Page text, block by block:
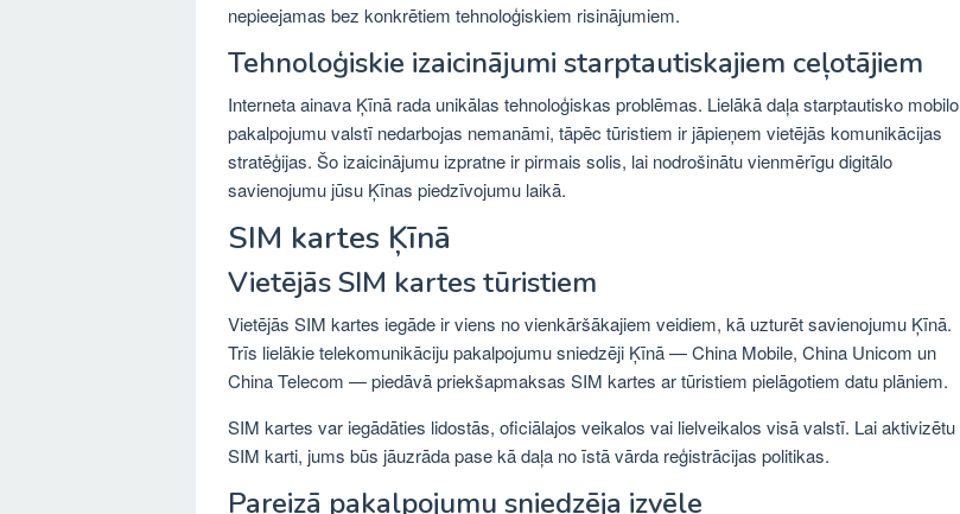
nepieejamas bez konkrētiem tehnoloģiskiem risinājumiem.
Tehnoloģiskie izaicinājumi starptautiskajiem ceļotājiem
Interneta ainava Ķīnā rada unikālas tehnoloģiskas problēmas. Lielākā daļa starptautisko mobilo
pakalpojumu valstī nedarbojas nemanāmi, tāpēc tūristiem ir jāpieņem vietējās komunikācijas
stratēģijas. Šo izaicinājumu izpratne ir pirmais solis, lai nodrošinātu vienmērīgu digitālo
savienojumu jūsu Ķīnas piedzīvojumu laikā.
SIM kartes Ķīnā
Vietējās SIM kartes tūristiem
Vietējās SIM kartes iegāde ir viens no vienkāršākajiem veidiem, kā uzturēt savienojumu Ķīnā.
Trīs lielākie telekomunikāciju pakalpojumu sniedzēji Ķīnā — China Mobile, China Unicom un
China Telecom — piedāvā priekšapmaksas SIM kartes ar tūristiem pielāgotiem datu plāniem.
SIM kartes var iegādāties lidostās, oficiālajos veikalos vai lielveikalos visā valstī. Lai aktivizētu
SIM karti, jums būs jāuzrāda pase kā daļa no īstā vārda reģistrācijas politikas.
Pareizā pakalpojumu sniedzēja izvēle